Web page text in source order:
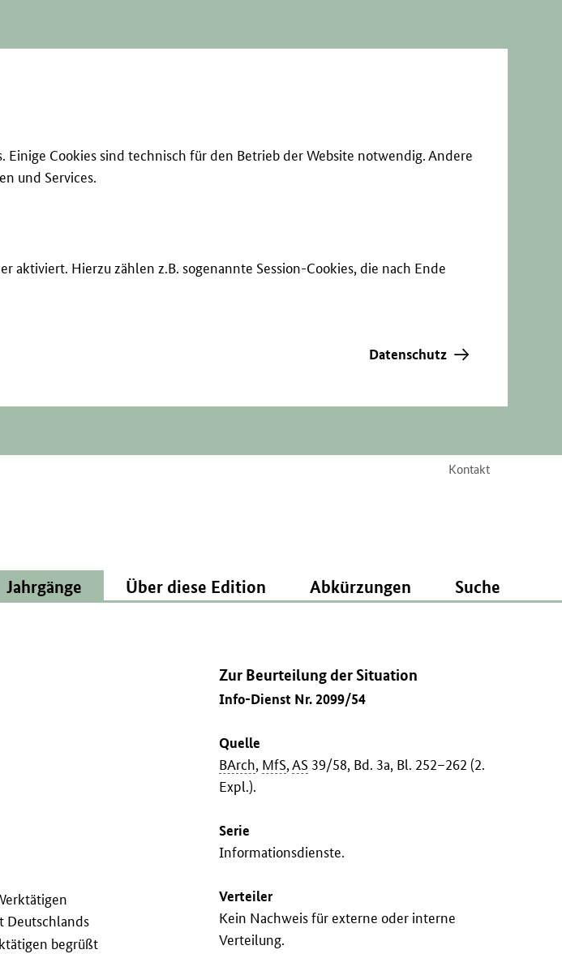
Cookies sind technisch für den Betrieb der Website notwendig. Andere
und Services.
Hierzu zählen z.B. sogenannte Session-Cookies, die nach Ende
Datenschutz
Kontakt
Jahrgänge Über diese Edition Abkürzungen Suche
Zur Beurteilung der Situation
Info-Dienst Nr. 2099/54
Quelle
BArch, MfS,AS 39/58, Bd. 3a, Bl. 252–262 (2.
Expl.).
Serie
Informationsdienste.
Verteiler
Kein Nachweis für externe oder interne
Verteilung.
Deutschlands
begrüßt